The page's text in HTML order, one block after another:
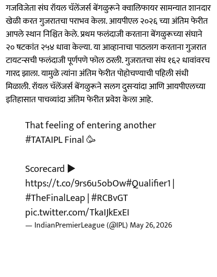
गजविजेता संघ रॉयल चॅलेंजर्स बेंगळुरूने क्वालिफायर सामन्यात शानदार
खेळी करत गुजरातचा पराभव केला. आयपीएल २०२६ च्या अंतिम फेरीत
आपले स्थान निश्चित केले. प्रथम फलंदाजी करताना बेंगळुरूच्या संघाने
२० षटकांत २५४ धावा केल्या. या आव्हानाचा पाठलाग करताना गुजरात
टायटन्सची फलंदाजी पूर्णपणे फोल ठरली. गुजरातचा संघ १६२ धावांवरच
गारद झाला. यामुळे त्यांना अंतिम फेरीत पोहोचण्याची पहिली संधी
मिळाली. रॉयल चॅलेंजर्स बेंगळुरूने सलग दुसऱ्यांदा आणि आयपीएलच्या
इतिहासात पाचव्यांदा अंतिम फेरीत प्रवेश केला आहे.
That feeling of entering another
#TATAIPLFinal 🥳
Scorecard ▶️
https://t.co/9rs6u5obOw#Qualifier1|
#TheFinalLeap|#RCBvGT
pic.twitter.com/TkaIJkExEI
— IndianPremierLeague (@IPL) May 26, 2026